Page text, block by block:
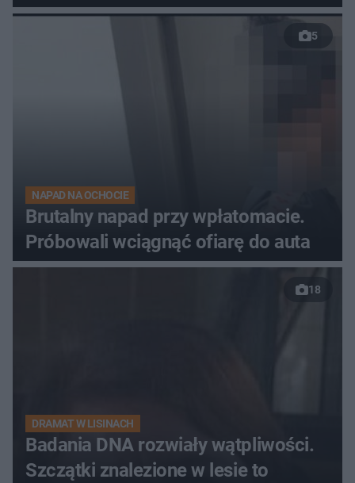
zalewa posesje i budynki
5
NAPAD NA OCHOCIE
Brutalny napad przy wpłatomacie.
Próbowali wciągnąć ofiarę do auta
18
DRAMAT W LISINACH
Badania DNA rozwiały wątpliwości.
Szczątki znalezione w lesie to